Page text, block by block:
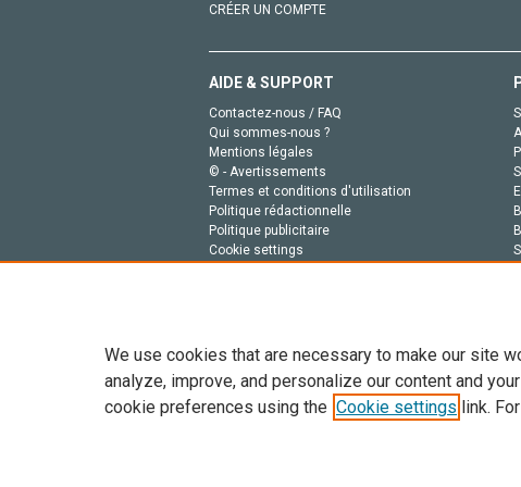
CRÉER UN COMPTE
AIDE & SUPPORT
Contactez-nous / FAQ
Qui sommes-nous ?
Mentions légales
© - Avertissements
Termes et conditions d'utilisation
Politique rédactionnelle
Politique publicitaire
Cookie settings
Tout le contenu de ce site: Copyright © 2026
de données, a la formation en IA et aux
We use cookies that are necessary to make our site
analyze, improve, and personalize our content and
cookie preferences using the Cookie settings link.